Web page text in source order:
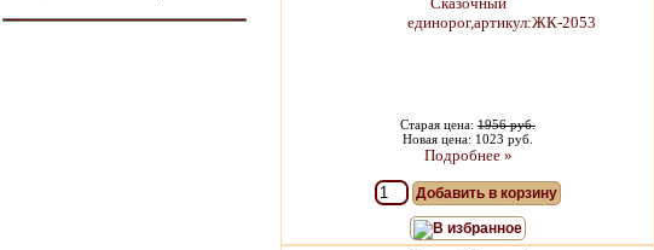
Старая цена: 1956 руб.
Новая цена: 1023 руб.
Подробнее »
Добавить в корзину
В избранное